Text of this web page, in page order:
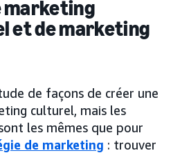
et de marketing
de façons de créer une
culturel, mais les
les mêmes que pour
de marketing : trouver